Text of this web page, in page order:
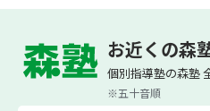
す。森塾では、テスト直
ちろん、普段習っていな
可能です。 普段忙しくて
も、テスト前に集中して
森塾は、（株）スプリックスが運営する「
方にも安心の授業料」の塾・個別指導塾で
小学生は3科目（算数・英語・国語）[個
学・英語・国語・理科・社会）、高校生
お近くの森
個別指導塾の森塾
※五十音順